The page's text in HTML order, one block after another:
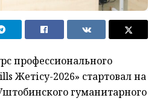
профессионального
Жетісу-2026» стартовал на
гуманитарного